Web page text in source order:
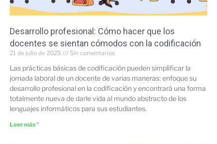
Desarrollo profesional: Cómo hacer que los
docentes se sientan cómodos con la codificación
21 de julio de 2025 Sin comentarios
Las prácticas básicas de codificación pueden simplificar la
jornada laboral de un docente de varias maneras: enfoque su
desarrollo profesional en la codificación y encontrará una forma
totalmente nueva de darle vida al mundo abstracto de los
lenguajes informáticos para sus estudiantes.
Leer más "